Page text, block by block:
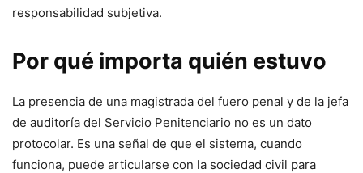
responsabilidad subjetiva.
Por qué importa quién estuvo
La presencia de una magistrada del fuero penal y de la jefa
de auditoría del Servicio Penitenciario no es un dato
protocolar. Es una señal de que el sistema, cuando
funciona, puede articularse con la sociedad civil para